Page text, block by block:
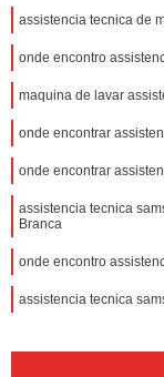
assistencia tecnica de
onde encontro
maquina de lavar
onde encontrar
onde encontrar
assistencia tecnica
Branca
onde encontro
assistencia tecnica